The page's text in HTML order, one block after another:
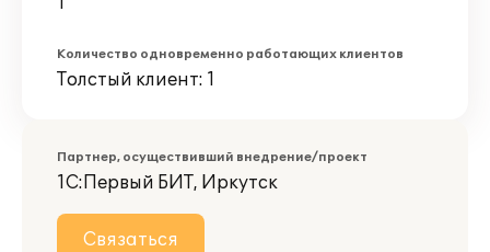
Количество одновременно работающих клиентов
Толстый клиент: 1
Партнер, осуществивший внедрение/проект
1С:Первый БИТ, Иркутск
Связаться